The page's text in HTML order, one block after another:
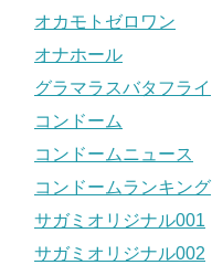
オカモトゼロワン
オナホール
グラマラスバタフライ
コンドーム
コンドームニュース
コンドームランキング
サガミオリジナル001
サガミオリジナル002